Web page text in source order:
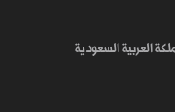
العربية السعودية